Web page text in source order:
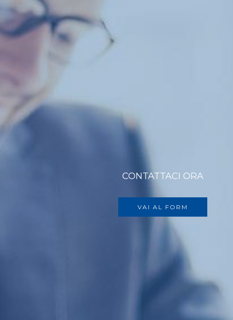
CONTATTACI ORA
VAI AL FORM